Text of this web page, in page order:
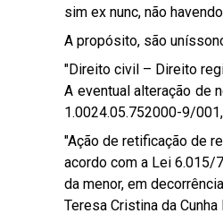
sim ex nunc, não
A propósito, são
"Direito civil – Direito
A eventual alteração de
1.0024.05.752000-9/
"Ação de retificação de
acordo com a Lei 6.015/
da menor, em
Teresa Cristina da